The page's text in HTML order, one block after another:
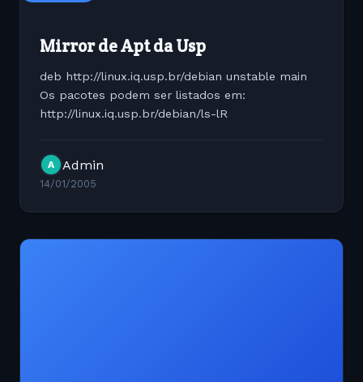
Mirror de Apt da Usp
deb http://linux.iq.usp.br/debian unstable main
Os pacotes podem ser listados em:
http://linux.iq.usp.br/debian/ls-lR
A Admin
14/01/2005